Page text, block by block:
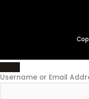
Username or Email